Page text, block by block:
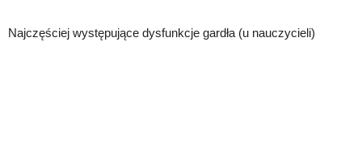
Najczęściej występujące dysfunkcje gardła (u nauczycieli)